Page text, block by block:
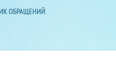
ОБРАЩЕНИЙ